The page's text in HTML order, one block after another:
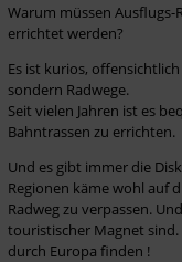
Warum müssen Ausflugs-
errichtet werden?
Es ist kurios,
sondern Radwege.
Seit vielen Jahren ist es
Bahntrassen zu errichten.
Und es gibt immer die
Regionen käme wohl auf
Radweg zu verpassen.
touristischer Magnet
durch Europa finden !